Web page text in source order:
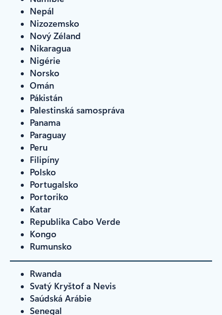
Nepál
Nizozemsko
Nový Zéland
Nikaragua
Nigérie
Norsko
Omán
Pákistán
Palestinská samospráva
Panama
Paraguay
Peru
Filipíny
Polsko
Portugalsko
Portoriko
Katar
Republika Cabo Verde
Kongo
Rumunsko
Rwanda
Svatý Kryštof a Nevis
Saúdská Arábie
Senegal